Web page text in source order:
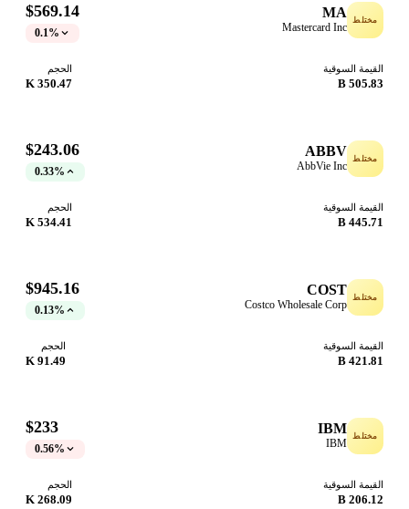
مختلط MA
Mastercard Inc
$569.14
0.1%
القيمة السوقية
505.83 B
الحجم
350.47 K
مختلط ABBV
AbbVie Inc
$243.06
0.33%
القيمة السوقية
445.71 B
الحجم
534.41 K
مختلط COST
Costco Wholesale Corp
$945.16
0.13%
القيمة السوقية
421.81 B
الحجم
91.49 K
مختلط IBM
IBM
$233
0.56%
القيمة السوقية
206.12 B
الحجم
268.09 K